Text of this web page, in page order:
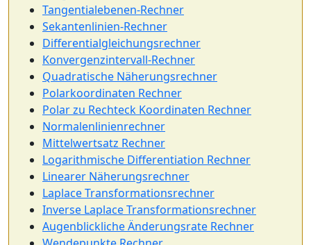
Tangentialebenen-Rechner
Sekantenlinien-Rechner
Differentialgleichungsrechner
Konvergenzintervall-Rechner
Quadratische Näherungsrechner
Polarkoordinaten Rechner
Polar zu Rechteck Koordinaten Rechner
Normalenlinienrechner
Mittelwertsatz Rechner
Logarithmische Differentiation Rechner
Linearer Näherungsrechner
Laplace Transformationsrechner
Inverse Laplace Transformationsrechner
Augenblickliche Änderungsrate Rechner